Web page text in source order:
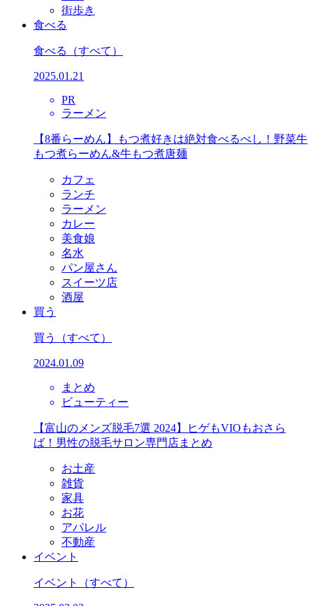
街歩き
食べる
食べる （すべて）
2025.01.21
PR
ラーメン
【8番らーめん】もつ煮好きは絶対食べるべし！野菜牛
もつ煮らーめん&牛もつ煮唐麺
カフェ
ランチ
ラーメン
カレー
美食娘
名水
パン屋さん
スイーツ店
酒屋
買う
買う （すべて）
2024.01.09
まとめ
ビューティー
【富山のメンズ脱毛7選 2024】ヒゲもVIOもおさら
ば！男性の脱毛サロン専門店まとめ
お土産
雑貨
家具
お花
アパレル
不動産
イベント
イベント （すべて）